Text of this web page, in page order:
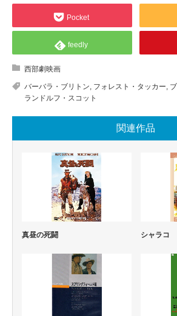
Pocket
feedly
西部劇映画
バーバラ・ブリトン, フォレスト・タッカー,
ランドルフ・スコット
関連作品
真昼の死闘 シャラコ